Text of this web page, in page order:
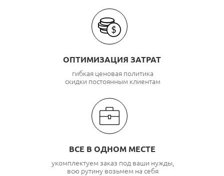
ОПТИМИЗАЦИЯ ЗАТРАТ
гибкая ценовая политика
скидки постоянным клиентам
ВСЕ В ОДНОМ МЕСТЕ
укомплектуем заказ под ваши нужды,
всю рутину возьмем на себя